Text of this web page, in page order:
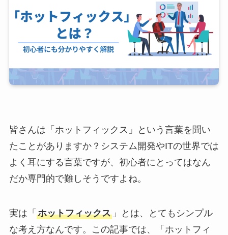
皆さんは「ホットフィックス」という言葉を聞い
たことがありますか？システム開発やITの世界では
よく耳にする言葉ですが、初心者にとってはなん
だか専門的で難しそうですよね。
実は「 ホットフィックス」とは、とてもシンプル
な考え方なんです。この記事では、「ホットフィ